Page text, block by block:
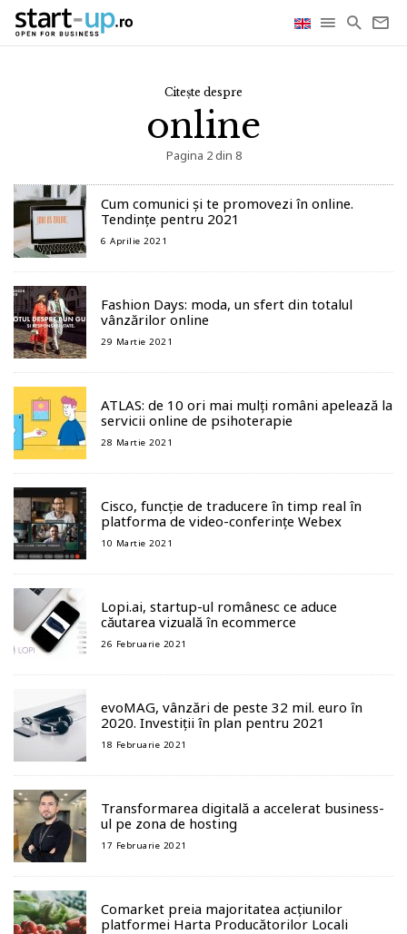
Citește despre
online
Pagina 2 din 8
Cum comunici și te promovezi în online.
Tendințe pentru 2021
6 Aprilie 2021
Fashion Days: moda, un sfert din totalul
vânzărilor online
29 Martie 2021
ATLAS: de 10 ori mai mulți români apelează la
servicii online de psihoterapie
28 Martie 2021
Cisco, funcție de traducere în timp real în
platforma de video-conferințe Webex
10 Martie 2021
Lopi.ai, startup-ul românesc ce aduce
căutarea vizuală în ecommerce
26 Februarie 2021
evoMAG, vânzări de peste 32 mil. euro în
2020. Investiții în plan pentru 2021
18 Februarie 2021
Transformarea digitală a accelerat business-
ul pe zona de hosting
17 Februarie 2021
Comarket preia majoritatea acțiunilor
platformei Harta Producătorilor Locali